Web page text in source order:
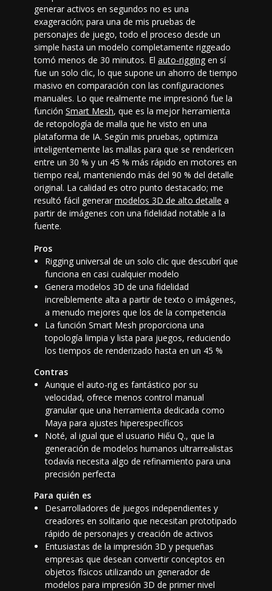
generar activos en segundos no es una
exageración; para una de mis pruebas de
personajes de juego, todo el proceso desde un
simple hasta un modelo completamente riggeado
tomó menos de 30 minutos. El auto-rigging en sí
fue un solo clic, lo que supone un ahorro de tiempo
masivo en comparación con las configuraciones
manuales. Lo que realmente me impresionó fue la
función Smart Mesh, que es la mejor herramienta
de retopología de malla que he visto en una
plataforma de IA. Según mis pruebas, optimiza
inteligentemente las mallas para que se rendericen
entre un 30 % y un 45 % más rápido en motores en
tiempo real, manteniendo más del 90 % del detalle
original. La calidad es otro punto destacado; me
resultó fácil generar modelos 3D de alto detalle a
partir de imágenes con una fidelidad notable a la
fuente.
Pros
Rigging universal de un solo clic que descubrí que
funciona en casi cualquier modelo
Genera modelos 3D de una fidelidad
increíblemente alta a partir de texto o imágenes,
a menudo mejores que los de la competencia
La función Smart Mesh proporciona una
topología limpia y lista para juegos, reduciendo
los tiempos de renderizado hasta en un 45 %
Contras
Aunque el auto-rig es fantástico por su
velocidad, ofrece menos control manual
granular que una herramienta dedicada como
Maya para ajustes hiperespecíficos
Noté, al igual que el usuario Hiếu Q., que la
generación de modelos humanos ultrarrealistas
todavía necesita algo de refinamiento para una
precisión perfecta
Para quién es
Desarrolladores de juegos independientes y
creadores en solitario que necesitan prototipado
rápido de personajes y creación de activos
Entusiastas de la impresión 3D y pequeñas
empresas que desean convertir conceptos en
objetos físicos utilizando un generador de
modelos para impresión 3D de primer nivel